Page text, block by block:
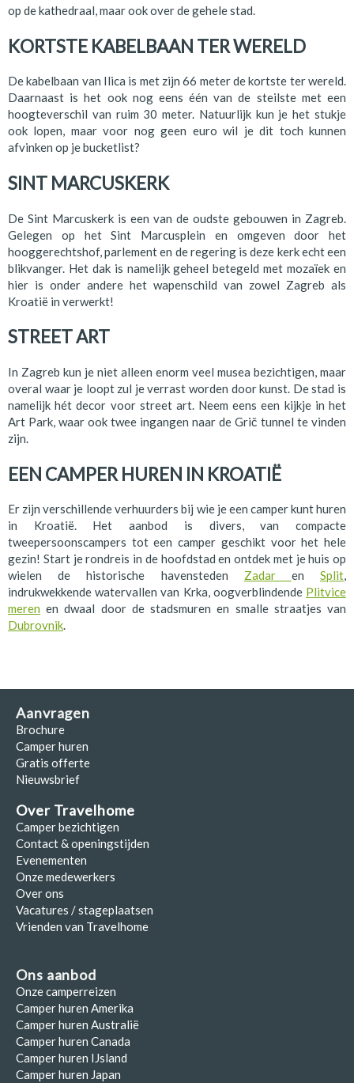
op de kathedraal, maar ook over de gehele stad.
KORTSTE KABELBAAN TER WERELD
De kabelbaan van Ilica is met zijn 66 meter de kortste ter wereld.
Daarnaast is het ook nog eens één van de steilste met een
hoogteverschil van ruim 30 meter. Natuurlijk kun je het stukje
ook lopen, maar voor nog geen euro wil je dit toch kunnen
afvinken op je bucketlist?
SINT MARCUSKERK
De Sint Marcuskerk is een van de oudste gebouwen in Zagreb.
Gelegen op het Sint Marcusplein en omgeven door het
hooggerechtshof, parlement en de regering is deze kerk echt een
blikvanger. Het dak is namelijk geheel betegeld met mozaïek en
hier is onder andere het wapenschild van zowel Zagreb als
Kroatië in verwerkt!
STREET ART
In Zagreb kun je niet alleen enorm veel musea bezichtigen, maar
overal waar je loopt zul je verrast worden door kunst. De stad is
namelijk hét decor voor street art. Neem eens een kijkje in het
Art Park, waar ook twee ingangen naar de Grič tunnel te vinden
zijn.
EEN CAMPER HUREN IN KROATIË
Er zijn verschillende verhuurders bij wie je een camper kunt huren
in Kroatië. Het aanbod is divers, van compacte
tweepersoonscampers tot een camper geschikt voor het hele
gezin! Start je rondreis in de hoofdstad en ontdek met je huis op
wielen de historische havensteden Zadar enSplit,
indrukwekkende watervallen van Krka, oogverblindende Plitvice
meren en dwaal door de stadsmuren en smalle straatjes van
Dubrovnik.
Aanvragen
Brochure
Camper huren
Gratis offerte
Nieuwsbrief
Over Travelhome
Camper bezichtigen
Contact & openingstijden
Evenementen
Onze medewerkers
Over ons
Vacatures / stageplaatsen
Vrienden van Travelhome
Ons aanbod
Onze camperreizen
Camper huren Amerika
Camper huren Australië
Camper huren Canada
Camper huren IJsland
Camper huren Japan